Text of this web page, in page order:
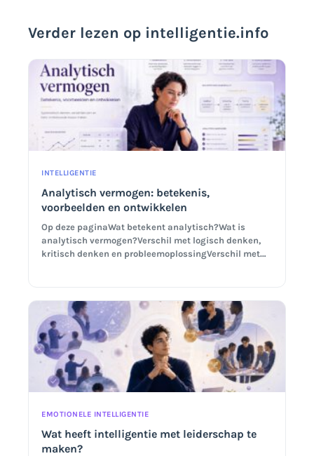
Verder lezen op intelligentie.info
INTELLIGENTIE
Analytisch vermogen: betekenis,
voorbeelden en ontwikkelen
Op deze paginaWat betekent analytisch?Wat is
analytisch vermogen?Verschil met logisch denken,
kritisch denken en probleemoplossingVerschil met…
EMOTIONELE INTELLIGENTIE
Wat heeft intelligentie met leiderschap te
maken?